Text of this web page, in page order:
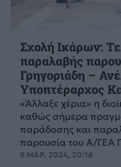
Σχολή Ικάρων:
παραλαβής
Γρηγοριάδη –
Υποπτέραρχος
«Άλλαξε χέρια» η
καθώς σήμερα
παράδοσης και
παρουσία του Α/ΓΕΑ
8 ΜΑΡ. 2024, 20:16